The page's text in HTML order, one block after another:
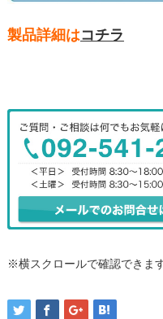
製品詳細はコチラ
※横スクロールで確認できま